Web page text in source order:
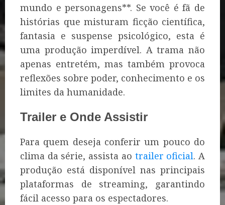
mundo e personagens**. Se você é fã de
histórias que misturam ficção científica,
fantasia e suspense psicológico, esta é
uma produção imperdível. A trama não
apenas entretém, mas também provoca
reflexões sobre poder, conhecimento e os
limites da humanidade.
Trailer e Onde Assistir
Para quem deseja conferir um pouco do
clima da série, assista ao trailer oficial. A
produção está disponível nas principais
plataformas de streaming, garantindo
fácil acesso para os espectadores.